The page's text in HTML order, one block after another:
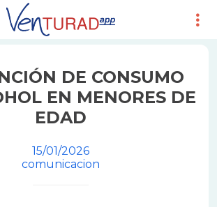
DE CONSUMO
EN MENORES DE
EDAD
15/01/2026
comunicacion